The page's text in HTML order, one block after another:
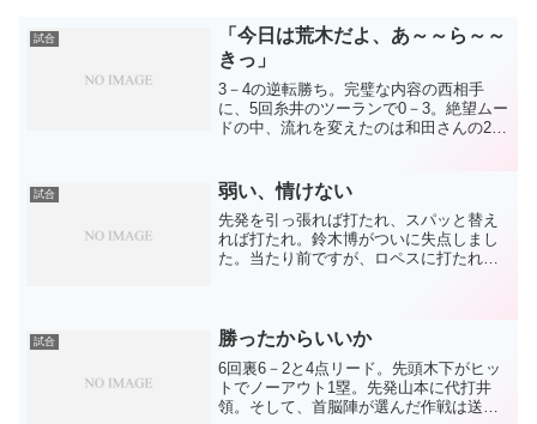
試合
「今日は荒木だよ、あ～～ら～～
きっ」
3－4の逆転勝ち。完璧な内容の西相手
に、5回糸井のツーランで0－3。絶望ムー
ドの中、流れを変えたのは和田さんの2ラ
ットを放ち、すかさずスチールを決めた
荒木。1点負け...
試合 弱い、情けない
先発を引っ張れば打たれ、スパッと替え
れば打たれ。鈴木博がついに失点しまし
た。当たり前ですが、ロペスに打たれた
塁からフィルダースチ...
試合 勝ったからいいか
6回裏6－2と4点リード。先頭木下がヒッ
トでノーアウト1塁。先発山本に代打井
領。そして、首脳陣が選んだ作戦は送り